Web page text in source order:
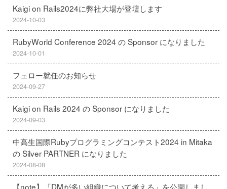
Kaigi on Rails2024に弊社大場が登壇します
2024-10-03
RubyWorld Conference 2024 の Sponsor になりました
2024-10-01
フェロー就任のお知らせ
2024-09-27
Kaigi on Rails 2024 の Sponsor になりました
2024-09-03
中高生国際Rubyプログラミングコンテスト2024 in Mitaka
の Silver PARTNER になりました
2024-08-08
【note】「DMが多い組織について考える」を公開しまし